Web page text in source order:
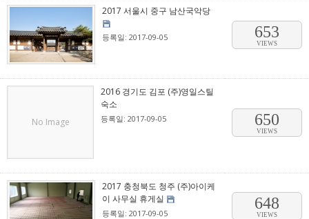
2017 서울시 중구 남산국악당
등록일: 2017-09-05 653
VIEWS
No Image
2016 경기도 김포 (주)영일스틸
숙소
등록일: 2017-09-05 650
VIEWS
2017 충청북도 청주 (주)아이케
이 사무실 휴게실
등록일: 2017-09-05
648
VIEWS